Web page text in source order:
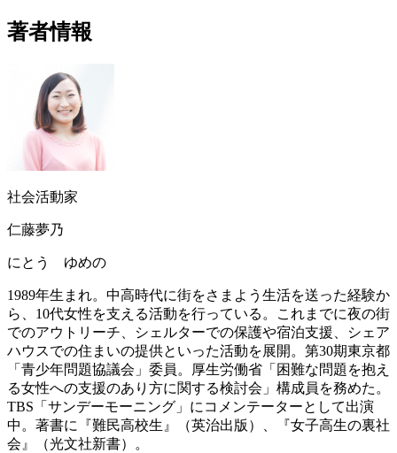
著者情報
社会活動家
仁藤夢乃
にとう ゆめの
1989年生まれ。中高時代に街をさまよう生活を送った経験か
ら、10代女性を支える活動を行っている。これまでに夜の街
でのアウトリーチ、シェルターでの保護や宿泊支援、シェア
ハウスでの住まいの提供といった活動を展開。第30期東京都
「青少年問題協議会」委員。厚生労働省「困難な問題を抱え
る女性への支援のあり方に関する検討会」構成員を務めた。
TBS「サンデーモーニング」にコメンテーターとして出演
中。著書に『難民高校生』（英治出版）、『女子高生の裏社
会』（光文社新書）。